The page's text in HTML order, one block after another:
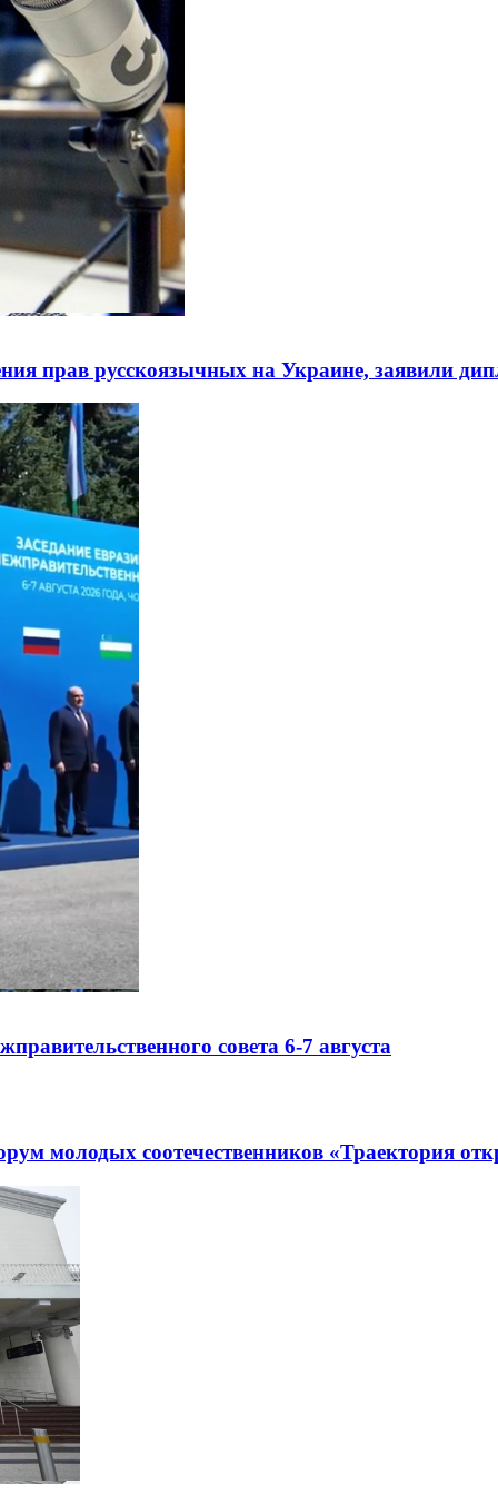
прав русскоязычных на Украине, заявили
совета 6-7 августа
молодых соотечественников «Траектория